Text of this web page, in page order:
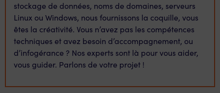
stockage de données, noms de domaines, serveurs
Linux ou Windows, nous fournissons la coquille, vous
êtes la créativité. Vous n’avez pas les compétences
techniques et avez besoin d’accompagnement, ou
d’infogérance ? Nos experts sont là pour vous aider,
vous guider. Parlons de votre projet !